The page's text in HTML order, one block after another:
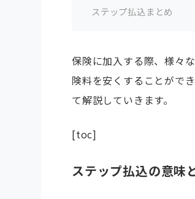
ステップ払込まとめ
保険に加入する際、様々
険料を安くすることがで
て解説していきます。
[toc]
ステップ払込の意味